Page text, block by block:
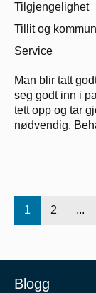
Tilgjengelighet
Tillit og
Service
Man blir tatt
seg godt inn i
tett opp og tar
nødvendig.
1 2 ...
Blogg